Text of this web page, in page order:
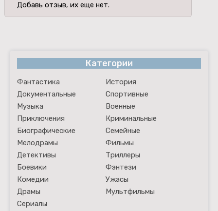
Добавь отзыв, их еще нет.
Категории
Фантастика
История
Документальные
Спортивные
Музыка
Военные
Приключения
Криминальные
Биографические
Семейные
Мелодрамы
Фильмы
Детективы
Триллеры
Боевики
Фэнтези
Комедии
Ужасы
Драмы
Мультфильмы
Сериалы